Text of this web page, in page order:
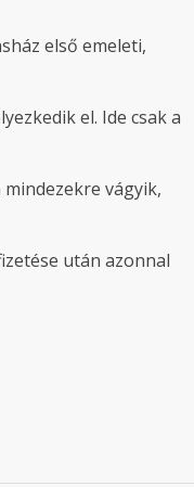
első emeleti,
el. Ide csak a
vágyik,
után azonnal